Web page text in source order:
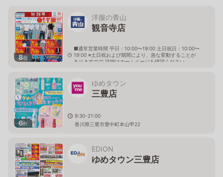
8枚
洋服の青山
観音寺店
■通常営業時間 平日：10:00〜19:00 土日祝日：10:00〜
19:00 ※土日祝および期間により、急な変動することが
ありますので 詳細はホームページを確認ください
6枚
ゆめタウン
三豊店
9:30-21:00
香川県三豊市豊中町本山甲22
EDION
ゆめタウン三豊店